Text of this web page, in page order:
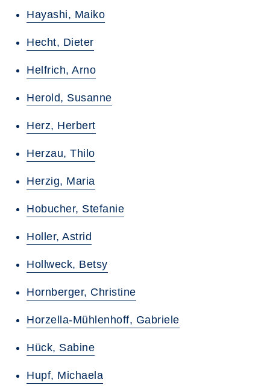
Hayashi, Maiko
Hecht, Dieter
Helfrich, Arno
Herold, Susanne
Herz, Herbert
Herzau, Thilo
Herzig, Maria
Hobucher, Stefanie
Holler, Astrid
Hollweck, Betsy
Hornberger, Christine
Horzella-Mühlenhoff, Gabriele
Hück, Sabine
Hupf, Michaela